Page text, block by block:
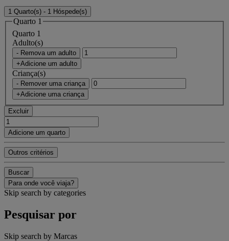
1 Quarto(s) - 1 Hóspede(s)
Quarto 1
Quarto 1
Adulto(s)
- Remova um adulto
+Adicione um adulto
Criança(s)
- Remover uma criança
+Adicione uma criança
Excluir
Adicione um quarto
Outros critérios
Buscar
Para onde você viaja?
Skip search by categories
Pesquisar por
Skip search by Marcas